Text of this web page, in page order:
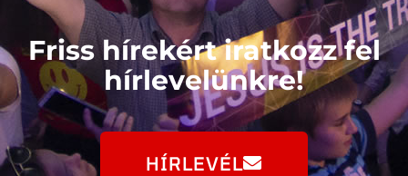
Friss hírekért iratkozz fel
hírlevelünkre!
HÍRLEVÉL